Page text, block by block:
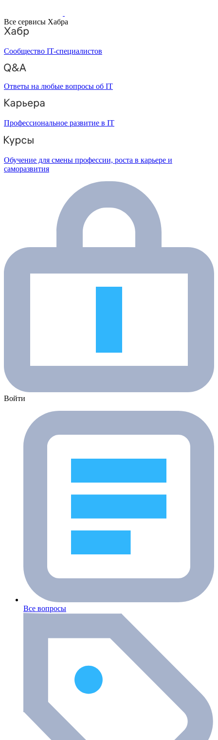
Все сервисы Хабра
Сообщество IT-специалистов
Ответы на любые вопросы об IT
Профессиональное развитие в IT
Обучение для смены профессии, роста в карьере и
саморазвития
Войти
Все вопросы